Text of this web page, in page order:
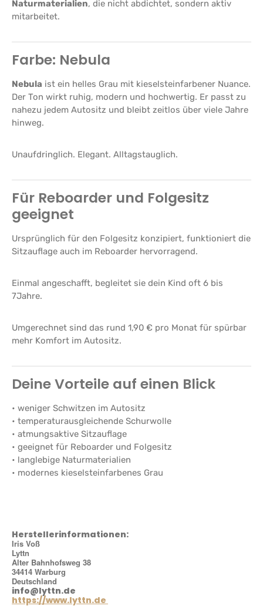
Naturmaterialien, die nicht abdichtet, sondern aktiv
mitarbeitet.
Farbe: Nebula
Nebula ist ein helles Grau mit kieselsteinfarbener Nuance.
Der Ton wirkt ruhig, modern und hochwertig. Er passt zu
nahezu jedem Autositz und bleibt zeitlos über viele Jahre
hinweg.
Unaufdringlich. Elegant. Alltagstauglich.
Für Reboarder und Folgesitz
geeignet
Ursprünglich für den Folgesitz konzipiert, funktioniert die
Sitzauflage auch im Reboarder hervorragend.
Einmal angeschafft, begleitet sie dein Kind oft 6 bis
7Jahre.
Umgerechnet sind das rund 1,90 € pro Monat für spürbar
mehr Komfort im Autositz.
Deine Vorteile auf einen Blick
• weniger Schwitzen im Autositz
• temperaturausgleichende Schurwolle
• atmungsaktive Sitzauflage
• geeignet für Reboarder und Folgesitz
• langlebige Naturmaterialien
• modernes kieselsteinfarbenes Grau
Herstellerinformationen:
Iris Voß
Lyttn
Alter Bahnhofsweg 38
34414 Warburg
Deutschland
info@lyttn.de
https://www.lyttn.de